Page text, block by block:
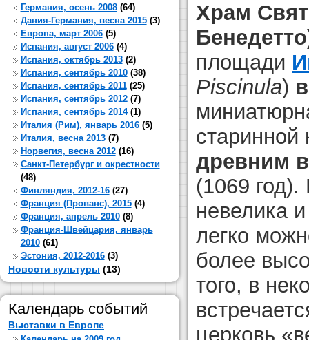
Германия, осень 2008(64)
Дания-Германия, весна 2015(3)
Европа, март 2006(5)
Испания, август 2006(4)
Испания, октябрь 2013(2)
Испания, сентябрь 2010(38)
Испания, сентябрь 2011(25)
Испания, сентябрь 2012(7)
Испания, сентябрь 2014(1)
Италия (Рим), январь 2016(5)
Италия, весна 2013(7)
Норвегия, весна 2012(16)
Санкт-Петербург и окрестности
(48)
Финляндия, 2012-16(27)
Франция (Прованс), 2015(4)
Франция, апрель 2010(8)
Франция-Швейцария, январь
2010(61)
Эстония, 2012-2016(3)
Новости культуры (13)
Календарь событий
Выставки в Европе
Храм
площади
Piscinula)
старинной
древним
(1069 год).
невелика
легко
более
того, в
церковь